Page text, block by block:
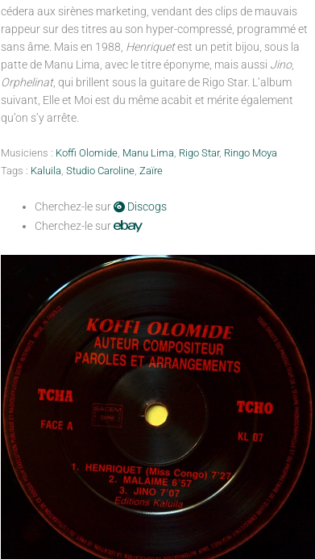
cédera aux sirènes marketing, vendant des clips de mauvais
rappeur sur des titres au son hyper-compressé, programmé et
sans âme. Mais en 1988, Henriquetest un petit bijou, sous la
patte de Manu Lima, avec le titre éponyme, mais aussi Jino,
Orphelinat, qui brillent sous la guitare de Rigo Star. L’album
suivant, Elle et Moi est du même acabit et mérite également
qu’on s’y arrête.
Musiciens : Koffi Olomide, Manu Lima, Rigo Star, Ringo Moya
Tags : Kaluila, Studio Caroline, Zaïre
Cherchez-le sur
Discogs
Cherchez-le sur